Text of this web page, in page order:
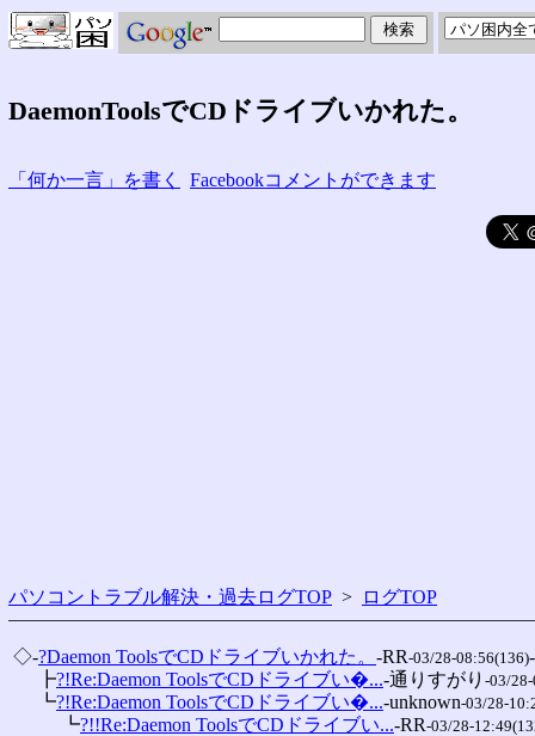
DaemonToolsでCDドライブいかれた。
「何か一言」を書く Facebookコメントができます
パソコントラブル解決・過去ログTOP > ログTOP
◇-?Daemon ToolsでCDドライブいかれた。 -RR-03/28-08:56(136)
┣?!Re:Daemon ToolsでCDドライブい�...-通りすがり -03/
┗?!Re:Daemon ToolsでCDドライブい�...-unknown-03/28-
┗?!!Re:Daemon ToolsでCDドライブい...-RR-03/28-